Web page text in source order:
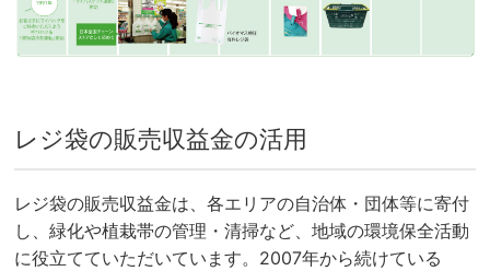
レジ袋の販売収益金の活用
レジ袋の販売収益金は、各エリアの自治体・団体等に寄付
し、緑化や植栽帯の管理・清掃など、地域の環境保全活動
に役立てていただいています。2007年から続けている